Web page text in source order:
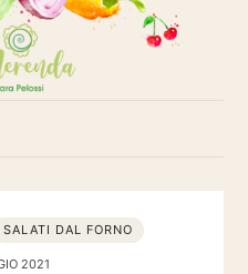
SALATI DAL FORNO
2021